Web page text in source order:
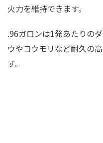
火力を維持できます。
.96ガロンは1発あたりの
ウやコウモリなど耐久の
す。